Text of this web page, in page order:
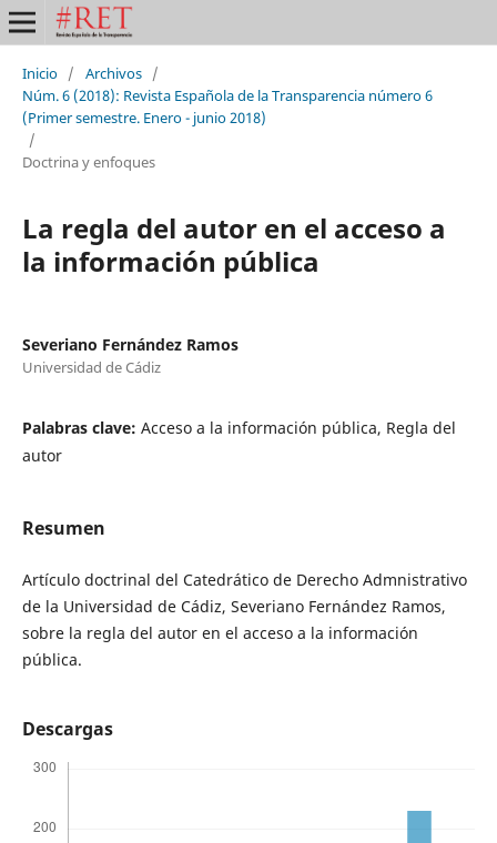
Inicio / Archivos /
Núm. 6 (2018): Revista Española de la Transparencia número 6
(Primer semestre. Enero - junio 2018)
/
Doctrina y enfoques
La regla del autor en el acceso a
la información pública
Severiano Fernández Ramos
Universidad de Cádiz
Palabras clave: Acceso a la información pública, Regla del
autor
Resumen
Artículo doctrinal del Catedrático de Derecho Admnistrativo
de la Universidad de Cádiz, Severiano Fernández Ramos,
sobre la regla del autor en el acceso a la información
pública.
Descargas